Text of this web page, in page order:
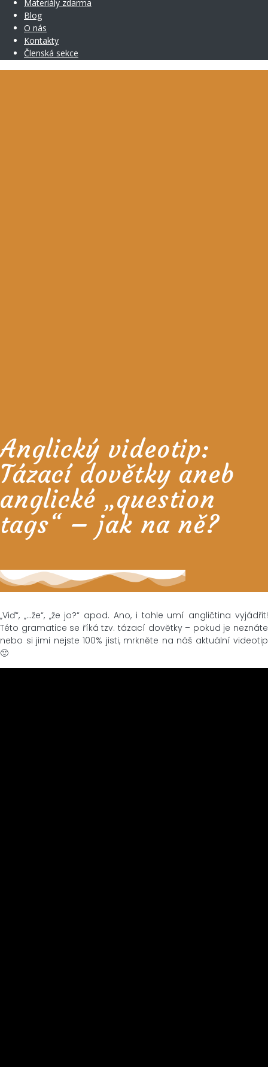
Materiály zdarma
Blog
O nás
Kontakty
Členská sekce
Anglický videotip:
Tázací dovětky aneb
anglické „question
tags“ – jak na ně?
„Viď“, „…že“, „že jo?“ apod. Ano, i tohle umí angličtina vyjádřit!
Této gramatice se říká tzv. tázací dovětky – pokud je neznáte
nebo si jimi nejste 100% jisti, mrkněte na náš aktuální videotip
🙂